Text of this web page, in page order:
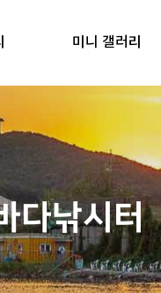
미니 갤러리
다낚시터